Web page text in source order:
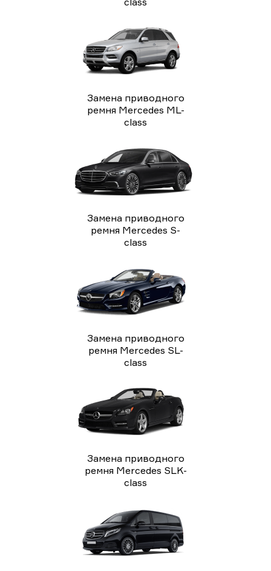
Замена приводного
ремня Mercedes ML-
class
Замена приводного
ремня Mercedes S-
class
Замена приводного
ремня Mercedes SL-
class
Замена приводного
ремня Mercedes SLK-
class